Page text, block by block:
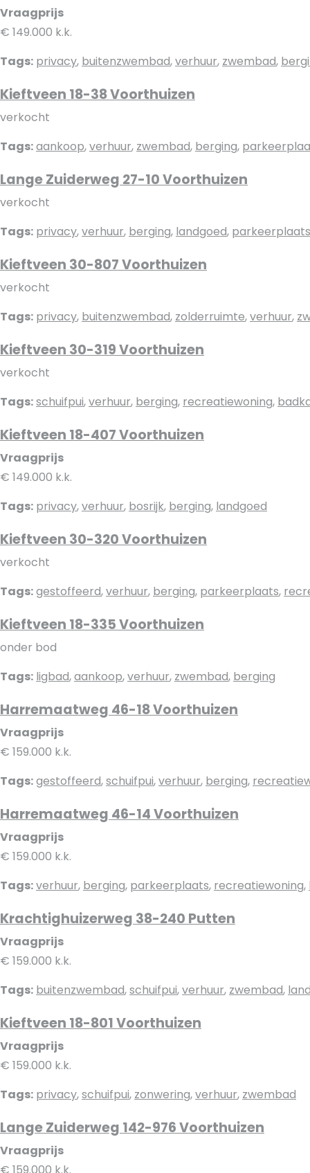
Vraagprijs
€ 149.000 k.k.
Tags: privacy, buitenzwembad,verhuur, zwembad,
Kieftveen 18-38 Voorthuizen
verkocht
Tags:aankoop,verhuur, zwembad, berging,
Lange Zuiderweg 27-10 Voorthuizen
verkocht
Tags: privacy,verhuur, berging, landgoed, parkeerplaats
Kieftveen 30-807 Voorthuizen
verkocht
Tags: privacy, buitenzwembad, zolderruimte,verhuur,
Kieftveen 30-319 Voorthuizen
verkocht
Tags:schuifpui,verhuur, berging, recreatiewoning,
Kieftveen 18-407 Voorthuizen
Vraagprijs
€ 149.000 k.k.
Tags: privacy,verhuur, bosrijk, berging, landgoed
Kieftveen 30-320 Voorthuizen
verkocht
Tags:gestoffeerd,verhuur, berging, parkeerplaats,
Kieftveen 18-335 Voorthuizen
onder bod
Tags: ligbad,aankoop,verhuur, zwembad, berging
Harremaatweg 46-18 Voorthuizen
Vraagprijs
€ 159.000 k.k.
Tags:gestoffeerd,schuifpui,verhuur, berging,
Harremaatweg 46-14 Voorthuizen
Vraagprijs
€ 159.000 k.k.
Tags:verhuur, berging, parkeerplaats, recreatiewoning,
Krachtighuizerweg 38-240 Putten
Vraagprijs
€ 159.000 k.k.
Tags: buitenzwembad,schuifpui,verhuur, zwembad,
Kieftveen 18-801 Voorthuizen
Vraagprijs
€ 159.000 k.k.
Tags: privacy,schuifpui, zonwering,verhuur, zwembad
Lange Zuiderweg 142-976 Voorthuizen
Vraagprijs